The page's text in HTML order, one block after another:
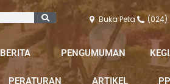
Buka Peta (024)
BERITA PENGUMUMAN
PERATURAN ARTIKEL